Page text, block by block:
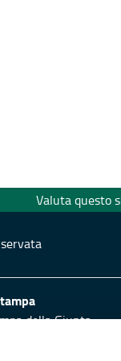
Valuta questo
della Giunta
regionale